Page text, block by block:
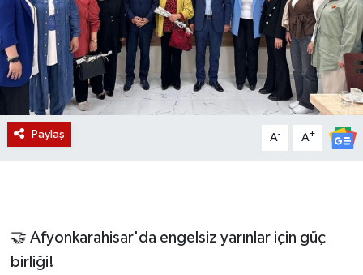
Paylaş A- A+
🤝 Afyonkarahisar'da engelsiz yarınlar için güç
birliği!